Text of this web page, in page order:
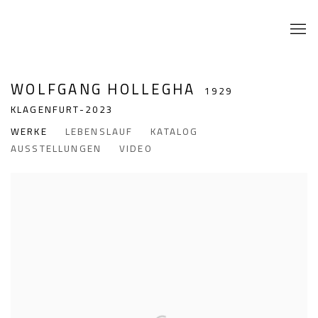
WOLFGANG HOLLEGHA
1929
KLAGENFURT-2023
WERKE
LEBENSLAUF
KATALOG
AUSSTELLUNGEN
VIDEO